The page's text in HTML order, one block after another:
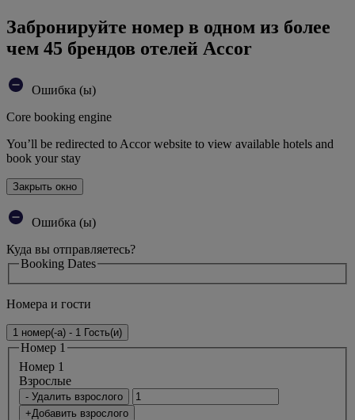
Забронируйте номер в одном из более
чем 45 брендов отелей Accor
Ошибка (ы)
Core booking engine
You’ll be redirected to Accor website to view available hotels and
book your stay
Закрыть окно
Ошибка (ы)
Куда вы отправляетесь?
Booking Dates
Номера и гости
1 номер(-а) - 1 Гость(и)
Номер 1
Номер 1
Bзрослые
- Удалить взрослого
+Добавить взрослого